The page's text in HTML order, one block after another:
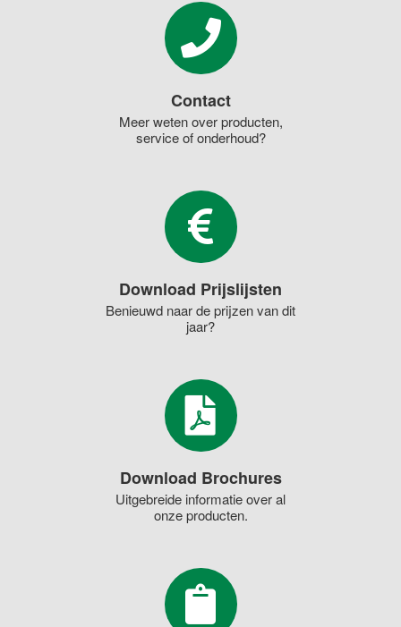
Contact
Meer weten over producten,
service of onderhoud?
Download Prijslijsten
Benieuwd naar de prijzen van dit
jaar?
Download Brochures
Uitgebreide informatie over al
onze producten.